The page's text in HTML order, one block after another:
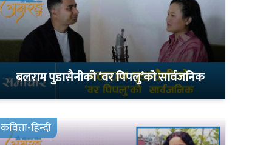
बलराम पुडासैनीको ‘वर पिपलु’को सार्वजनिक
कविता-हिन्दी